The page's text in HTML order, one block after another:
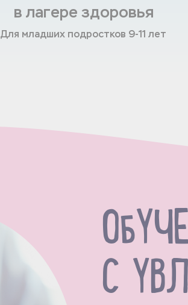
в лагере здоровья
Для младших подростков 9-11 лет
С